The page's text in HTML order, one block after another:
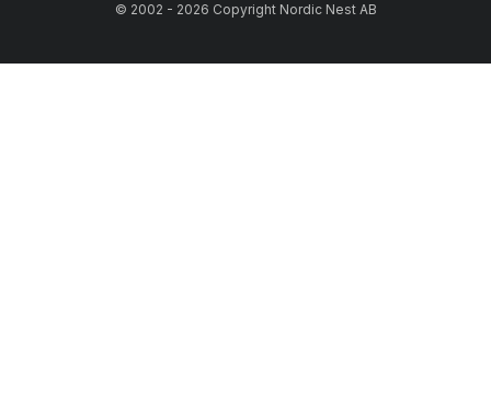
© 2002 - 2026 Copyright Nordic Nest AB